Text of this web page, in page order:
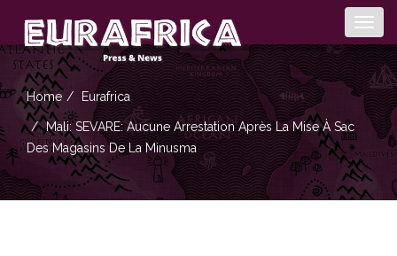
Home Eurafrica
Mali: SEVARE: Aucune Arrestation Après La Mise À Sac
Des Magasins De La Minusma